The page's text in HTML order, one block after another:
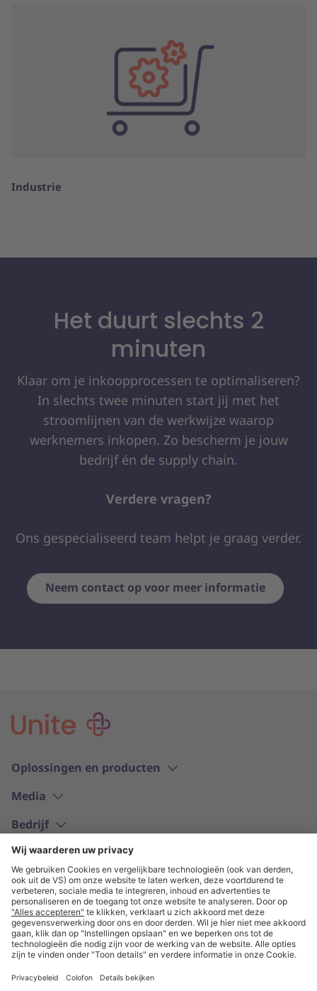
Industrie
Het duurt slechts 2
minuten
Klaar om je inkoopprocessen te optimaliseren?
In slechts twee minuten start jij met het
stroomlijnen van de werkwijze waarop
werknemers inkopen. Zo bescherm je jouw
bedrijf én de supply chain.
Verdere vragen?
Ons gespecialiseerd team helpt je graag verder.
Neem contact op voor meer informatie
Oplossingen en producten
Media
Bedrijf
Nederlands